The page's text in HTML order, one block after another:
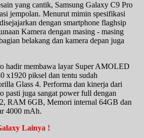
yang cantik, Samsung Galaxy C9 Pro
jempolan. Menurut mimin spesifikasi
dengan smartphone flaghsip
Kamera dengan masing - masing
belakang dan kamera depan juga
hadir membawa layar Super AMOLED
x1920 piksel dan tentu sudah
Glass 4. Performa dan kinerja dari
pasti juga sangat power full dengan
RAM 6GB, Memori internal 64GB dan
4000 mAh.
Lainya !